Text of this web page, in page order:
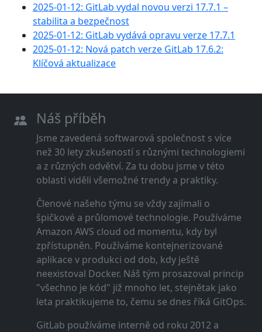
2025-01-12: GitLab vydal novou verzi 17.7.1 –
stabilita a bezpečnost
2025-01-12: GitLab vydává opravu verze 17.7.1
2025-01-12: Nová patch verze GitLab 17.6.2:
Klíčová aktualizace
Náš příběh
Jsme zavedená softwarová společnost s více
než 30 lety zkušeností s různými technologiemi
a z různých odvětví. Za tu dobu jsme v této
oblasti viděli všemožné trendy a praktiky.
Členové našeho týmu se vždy zajímali o
špičkové a průlomové technologie. Používáme
Amazon AWS cloud od momentu, kdy byl
zpřístupněn. Používáme kontejnerizované
aplikace v produkci od dob, kdy ještě
neexistoval Docker. Náš tým prosazoval princip
"všechno je kód" již mnoho let, stejnětak jako
leta praktikujeme to, čemu se dnes říká GitOps.
GitLab používáme interně od roku 2012 a